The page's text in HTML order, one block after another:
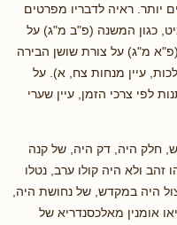
יותר. ראיה לדבריו מפרטים
כגון המשנה (פ"ב מ"ג) על
מ"ג) על צורת שושן הבירה
עיין מנחות צח, א). על
לפי צרכי הזמן, עיין שערי
חלק היה, דק היה, של קנה
זהב ולא היה קולו ערב, נטלו
היה במקדש, של נחושת היה,
אומנין מאלכסנדריא של